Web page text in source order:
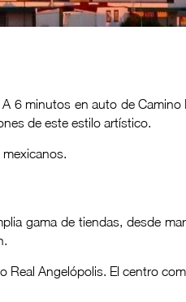
6 minutos en auto de Camino
de este estilo artístico.
gama de tiendas, desde
Angelópolis. El centro